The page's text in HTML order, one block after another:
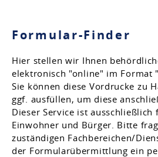
Formular-Finder
Hier stellen wir Ihnen
elektronisch "online" im Format
Sie können diese Vordrucke zu
ggf. ausfüllen, um diese
Dieser Service ist ausschließlich
Einwohner und Bürger. Bitte
zuständigen Fachbereichen/
der Formularübermittlung ein